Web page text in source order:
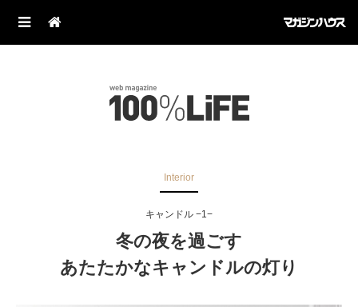
Interior
キャンドル −1−
冬の夜を過ごす
あたたかなキャンドルの灯り